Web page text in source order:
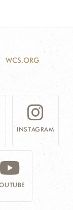
WCS.ORG
INSTAGRAM